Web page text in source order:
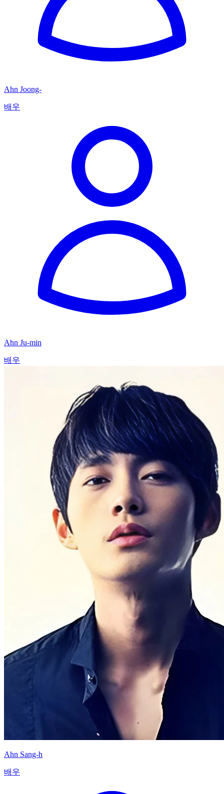
Ahn Joong-
배우
Ahn Ju-min
배우
Ahn Sang-h
배우